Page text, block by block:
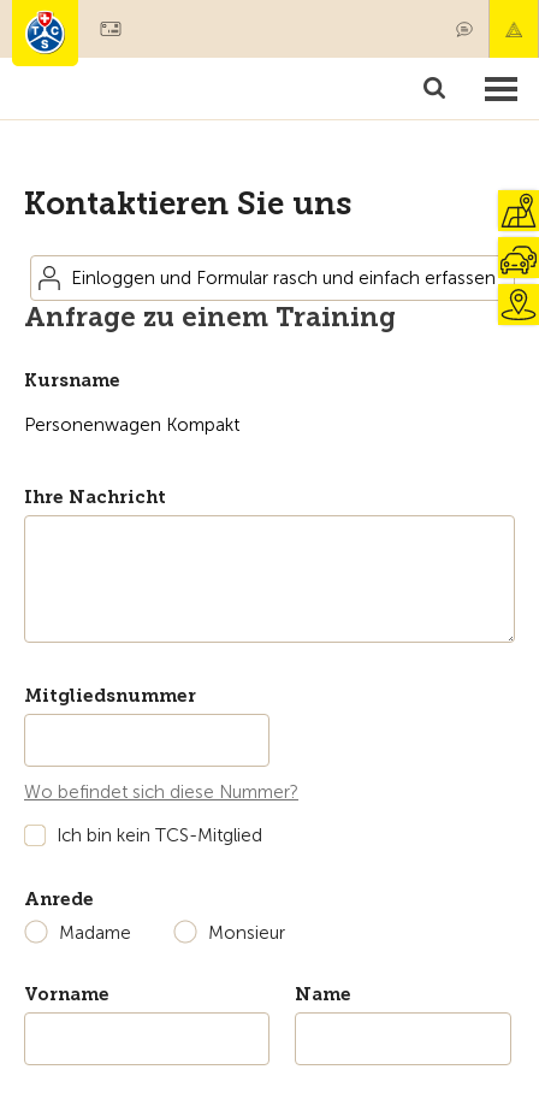
Mitgliedschaft & Leistungen
Kontaktieren Sie uns
Einloggen und Formular rasch und einfach erfassen
Anfrage zu einem Training
Kursname
Ihre Nachricht
Mitgliedsnummer
Wo befindet sich diese Nummer?
Ich bin kein TCS-Mitglied
Anrede
Madame
Monsieur
Vorname Name